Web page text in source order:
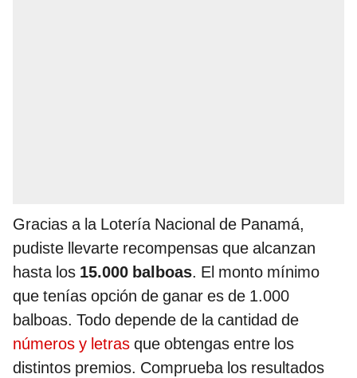
Gracias a la Lotería Nacional de Panamá,
pudiste llevarte recompensas que alcanzan
hasta los 15.000 balboas. El monto mínimo
que tenías opción de ganar es de 1.000
balboas. Todo depende de la cantidad de
números y letras que obtengas entre los
distintos premios. Comprueba los resultados